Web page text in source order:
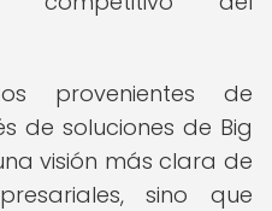
provenientes de
de soluciones de Big
visión más clara de
sino que